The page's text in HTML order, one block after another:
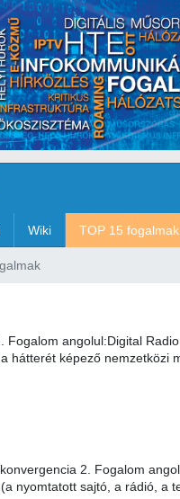
Wiki TOP 15 fogalmak
Fogalom angolul:Digital
hátterét képező nemzetközi
2. Fogalom
nyomtatott sajtó, a rádió, a